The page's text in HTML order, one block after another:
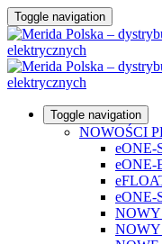
Toggle navigation
Toggle navigation
NOWOŚCI
eONE-
eONE-
eONE-
NOWY